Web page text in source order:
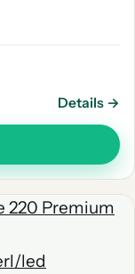
Details →